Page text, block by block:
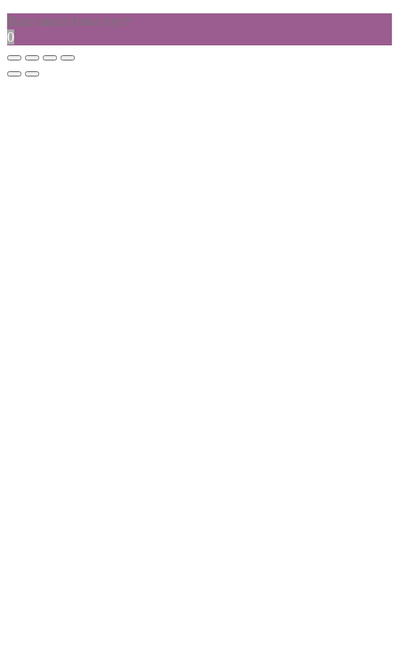
Ваш заказ пока пуст
0